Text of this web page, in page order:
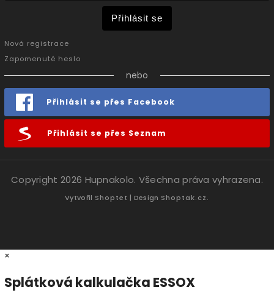
Přihlásit se
Nová registrace
Zapomenuté heslo
nebo
Přihlásit se přes Facebook
Přihlásit se přes Seznam
Copyright 2026 Hupnakolo. Všechna práva vyhrazena.
Vytvořil Shoptet | Design Shoptak.cz.
×
Splátková kalkulačka ESSOX